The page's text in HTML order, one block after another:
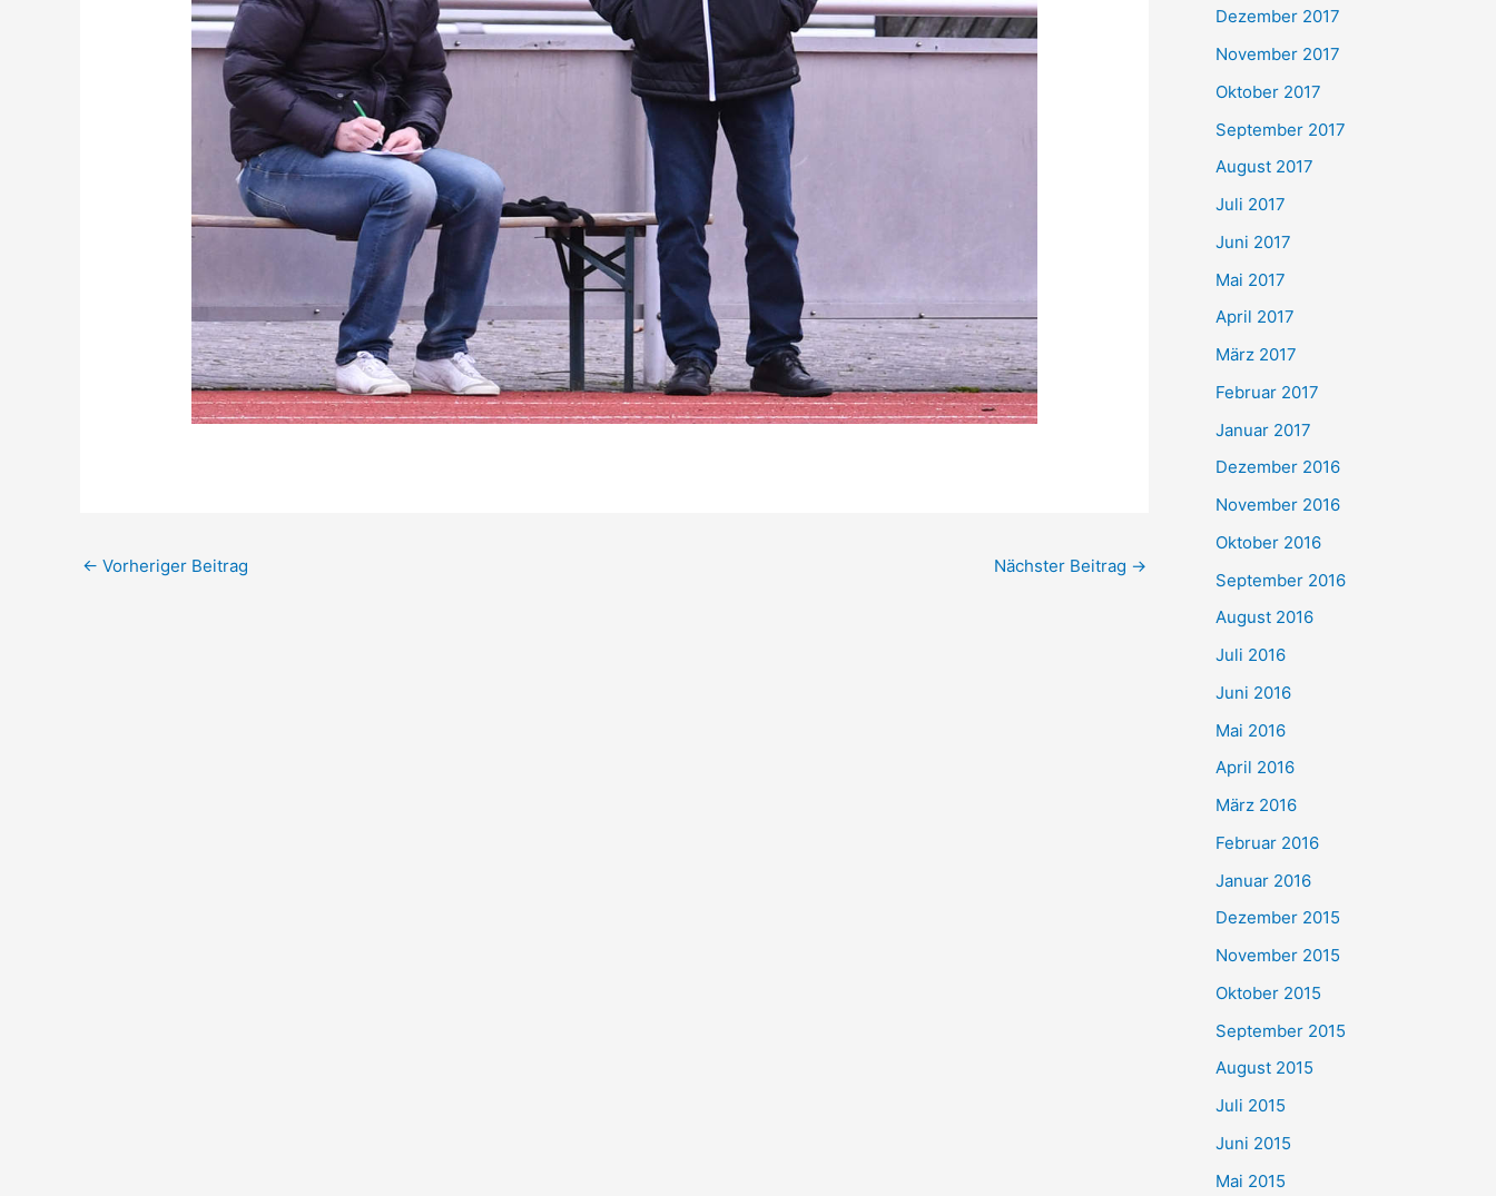
← Vorheriger Beitrag Nächster Beitrag →
Dezember 2017
November 2017
Oktober 2017
September 2017
August 2017
Juli 2017
Juni 2017
Mai 2017
April 2017
März 2017
Februar 2017
Januar 2017
Dezember 2016
November 2016
Oktober 2016
September 2016
August 2016
Juli 2016
Juni 2016
Mai 2016
April 2016
März 2016
Februar 2016
Januar 2016
Dezember 2015
November 2015
Oktober 2015
September 2015
August 2015
Juli 2015
Juni 2015
Mai 2015